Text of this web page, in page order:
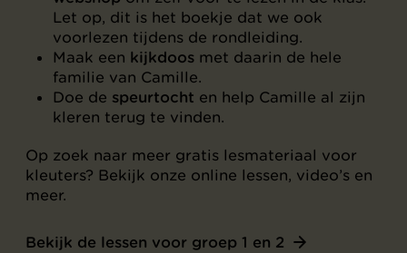
Let op, dit is het boekje dat we ook
voorlezen tijdens de rondleiding.
Maak een kijkdoos met daarin de hele
familie van Camille.
Doe de speurtocht en help Camille al zijn
kleren terug te vinden.
Op zoek naar meer gratis lesmateriaal voor
kleuters? Bekijk onze online lessen, video’s en
meer.
Bekijk de lessen voor groep 1 en 2